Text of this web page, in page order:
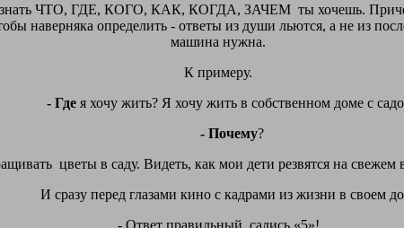
знать ЧТО, ГДЕ, КОГО, КАК, КОГДА, ЗАЧЕМ ты хочешь.
определить - ответы из души льются, а не из
машина нужна.
К примеру.
- Где я хочу жить? Я хочу жить в собственном доме с
- Почему?
цветы в саду. Видеть, как мои дети резвятся на свежем
И сразу перед глазами кино с кадрами из жизни в своем
- Ответ правильный, садись «5»!